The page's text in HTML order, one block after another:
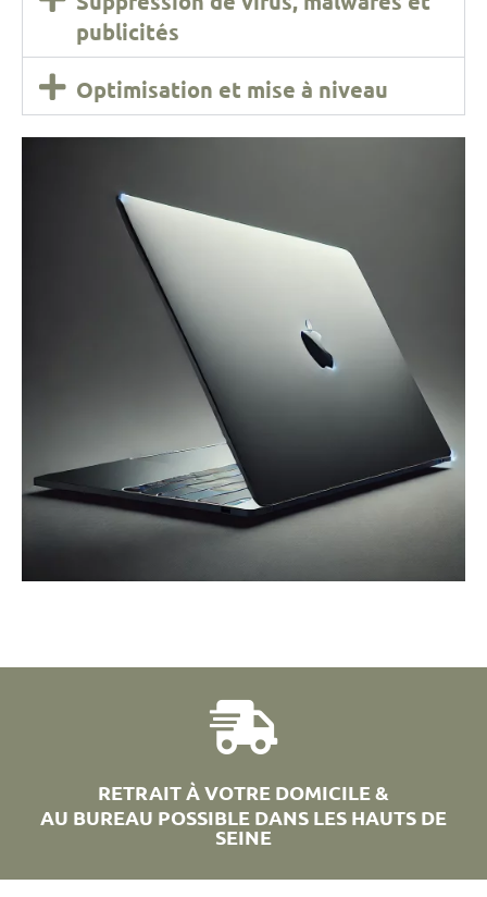
publicités
Optimisation et mise à niveau
RETRAIT À VOTRE DOMICILE &
AU BUREAU POSSIBLE DANS LES HAUTS DE
SEINE